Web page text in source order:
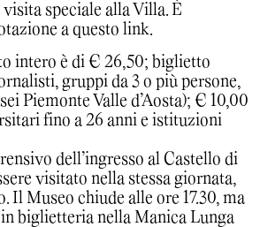
speciale alla Villa. È
a questo link.
intero è di € 26,50; biglietto
gruppi da 3 o più persone,
Piemonte Valle d’Aosta); € 10,00
fino a 26 anni e istituzioni
dell’ingresso al Castello di
visitato nella stessa giornata,
Il Museo chiude alle ore 17.30, ma
biglietteria nella Manica Lunga